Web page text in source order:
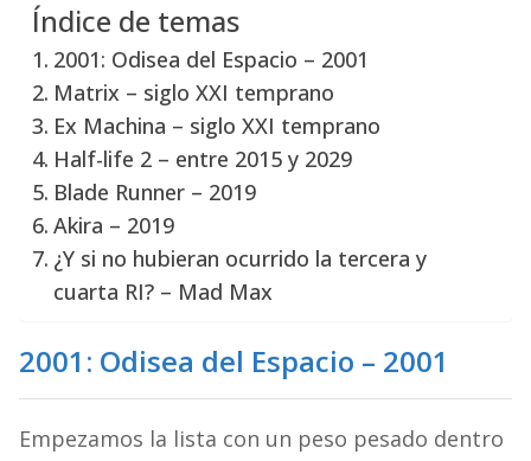
Índice de temas
2001: Odisea del Espacio – 2001
Matrix – siglo XXI temprano
Ex Machina – siglo XXI temprano
Half-life 2 – entre 2015 y 2029
Blade Runner – 2019
Akira – 2019
¿Y si no hubieran ocurrido la tercera y
cuarta RI? – Mad Max
2001: Odisea del Espacio – 2001
Empezamos la lista con un peso pesado dentro